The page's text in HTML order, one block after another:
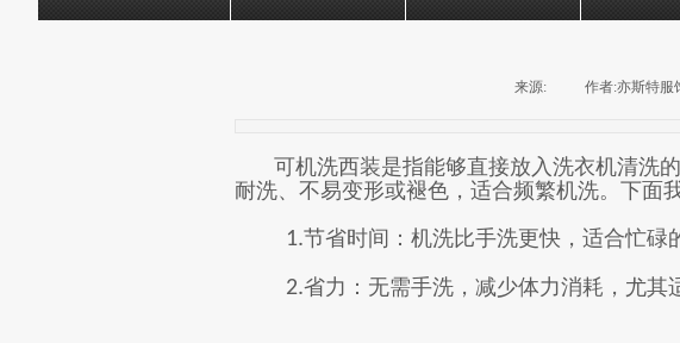
来源: 作者:亦斯特服
可机洗西装是指能够直接放入洗衣机清洗
耐洗、不易变形或褪色，适合频繁机洗。下面
1.节省时间：机洗比手洗更快，适合忙碌
2.省力：无需手洗，减少体力消耗，尤其